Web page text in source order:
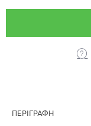
ΠΕΡΙΓΡΑΦΉ